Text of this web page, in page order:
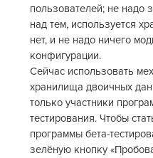
пользователей; не надо
над тем, используется
нет, и не надо ничего
конфигурации.
Сейчас использовать
хранилища двоичных
только участники
тестирования. Чтобы
программы бета-
зелёную кнопку